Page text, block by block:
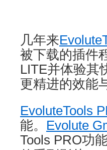
几年来
被下载的插件
LITE并体验其
更精进的效能
EvoluteTools
能。 Evolute
Tools PRO功